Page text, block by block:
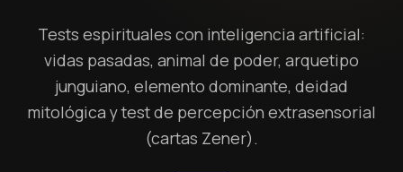
Tests espirituales con inteligencia artificial:
vidas pasadas, animal de poder, arquetipo
junguiano, elemento dominante, deidad
mitológica y test de percepción extrasensorial
(cartas Zener).